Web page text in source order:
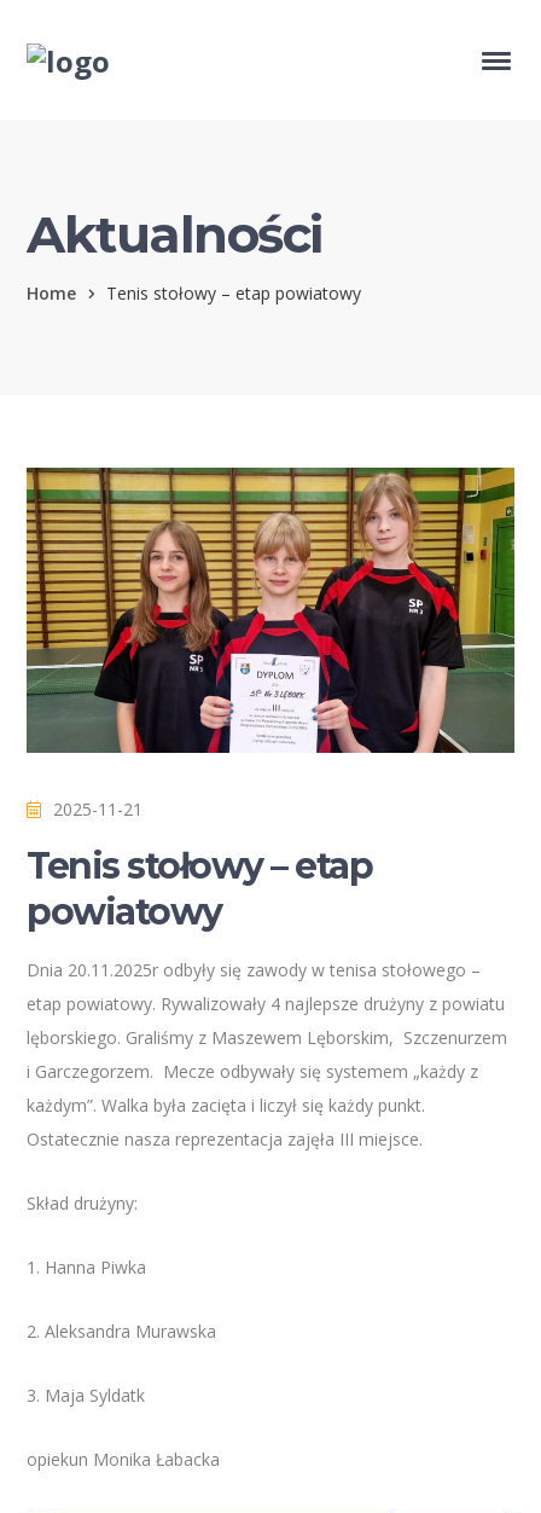
Aktualności
Home Tenis stołowy – etap powiatowy
2025-11-21
Tenis stołowy – etap
powiatowy
Dnia 20.11.2025r odbyły się zawody w tenisa stołowego –
etap powiatowy. Rywalizowały 4 najlepsze drużyny z powiatu
lęborskiego. Graliśmy z Maszewem Lęborskim, Szczenurzem
i Garczegorzem. Mecze odbywały się systemem „każdy z
każdym”. Walka była zacięta i liczył się każdy punkt.
Ostatecznie nasza reprezentacja zajęła III miejsce.
Skład drużyny:
1. Hanna Piwka
2. Aleksandra Murawska
3. Maja Syldatk
opiekun Monika Łabacka